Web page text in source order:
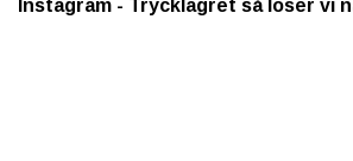
Instagram - Trycklagret så löser vi